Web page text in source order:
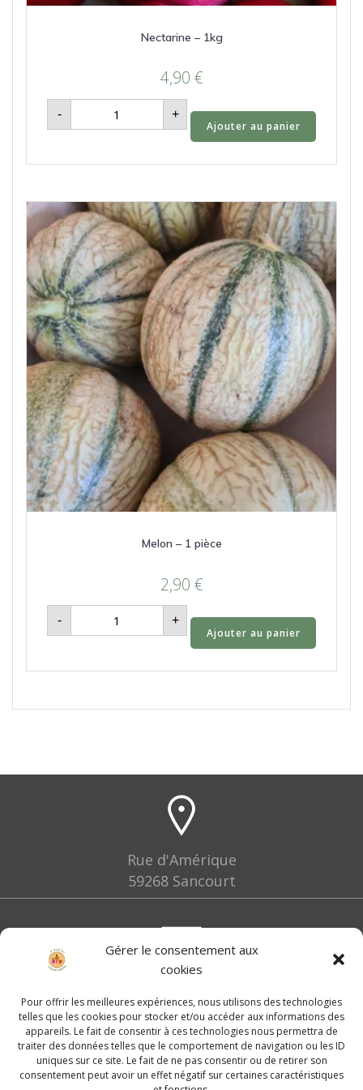
Gérer le consentement aux
cookies
Pour offrir les meilleures expériences, nous utilisons des technologies
telles que les cookies pour stocker et/ou accéder aux informations des
appareils. Le fait de consentir à ces technologies nous permettra de
traiter des données telles que le comportement de navigation ou les ID
uniques sur ce site. Le fait de ne pas consentir ou de retirer son
consentement peut avoir un effet négatif sur certaines caractéristiques
Nectarine – 1kg
4,90 €
-
quantité
de
Nectarine
+
Ajouter au panier
Melon – 1 pièce
2,90 €
-
quantité
de
Melon
pièce
+
Ajouter au panier
Rue d'Amérique
59268 Sancourt